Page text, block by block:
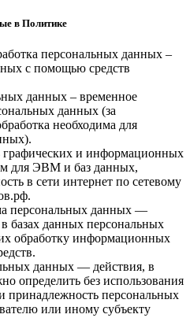
в Политике
персональных данных –
с помощью средств
данных – временное
данных (за
необходима для
графических и информационных
для ЭВМ и баз данных,
в сети интернет по сетевому
.
персональных данных —
базах данных персональных
обработку информационных
данных — действия, в
определить без использования
принадлежность персональных
или иному субъекту